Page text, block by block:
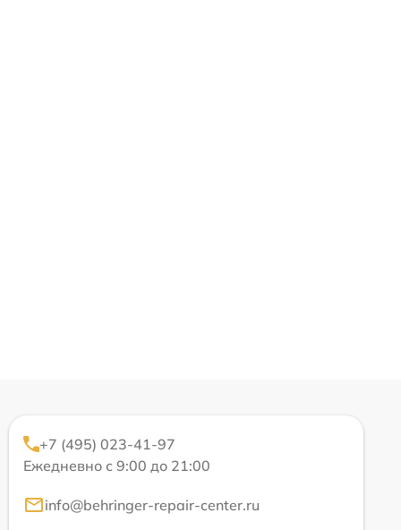
+7 (495) 023-41-97
Ежедневно с 9:00 до 21:00
info@behringer-repair-center.ru